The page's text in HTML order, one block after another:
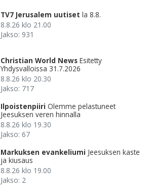
TV7 Jerusalem uutiset la 8.8.
8.8.26 klo 21.00
Jakso: 931
Christian World News Esitetty
Yhdysvalloissa 31.7.2026
8.8.26 klo 20.30
Jakso: 717
Ilpoistenpiiri Olemme pelastuneet
Jeesuksen veren hinnalla
8.8.26 klo 19.30
Jakso: 67
Markuksen evankeliumi Jeesuksen kaste
ja kiusaus
8.8.26 klo 19.00
Jakso: 2